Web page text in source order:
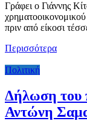
Γράφει ο Γιάννης
πριν από είκοσι
Περισσότερα
Πολιτική
Δήλωση του
Αντώνη